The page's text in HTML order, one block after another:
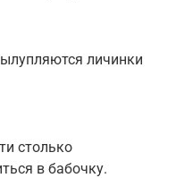
личинки
столько
в бабочку.